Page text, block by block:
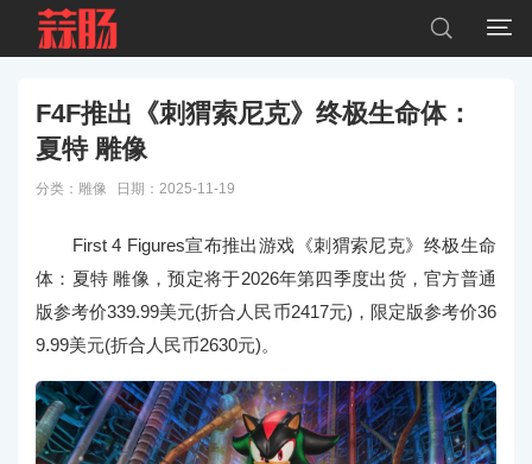


F4F推出《刺猬索尼克》终极生命体：
夏特 雕像
分类： 雕像 日期：2025-11-19
First 4 Figures宣布推出游戏《刺猬索尼克》终极生命
体：夏特 雕像，预定将于2026年第四季度出货，官方普通
版参考价339.99美元(折合人民币2417元)，限定版参考价36
9.99美元(折合人民币2630元)。